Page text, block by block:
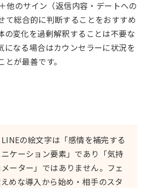
他のサイン（返信内容・デートへの
て総合的に判断することをおすすめ
の変化を過剰解釈することは不要な
になる場合はカウンセラーに状況を
が最善です。
LINEの絵文字は「感情を補完する
ケーション要素」であり「気持
ーター」ではありません。フェ
めな導入から始め・相手のスタ